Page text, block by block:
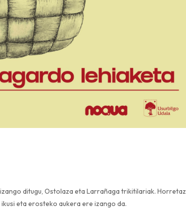
ditugu, Ostolaza eta Larrañaga trikitilariak. Horretaz
eta erosteko aukera ere izango da.